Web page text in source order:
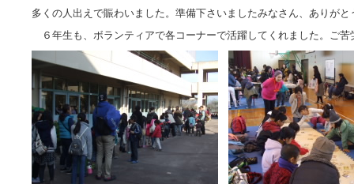
多くの人出えで賑わいました。準備下さいましたみなさん、ありがと
６年生も、ボランティアで各コーナーで活躍してくれました。ご苦